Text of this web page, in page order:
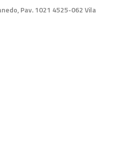
Pav. 1021 4525-062 Vila